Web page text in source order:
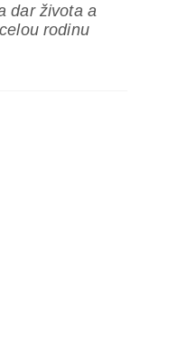
dar života a
celou rodinu